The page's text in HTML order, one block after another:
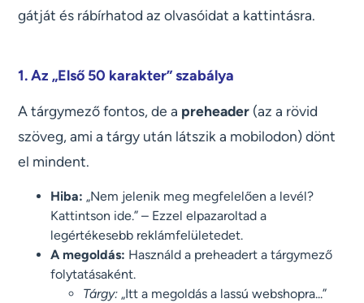
gátját és rábírhatod az olvasóidat a kattintásra.
1. Az „Első 50 karakter” szabálya
A tárgymező fontos, de a preheader (az a rövid
szöveg, ami a tárgy után látszik a mobilodon) dönt
el mindent.
Hiba: „Nem jelenik meg megfelelően a levél?
Kattintson ide.” – Ezzel elpazaroltad a
legértékesebb reklámfelületedet.
A megoldás: Használd a preheadert a tárgymező
folytatásaként.
Tárgy: „Itt a megoldás a lassú webshopra...”